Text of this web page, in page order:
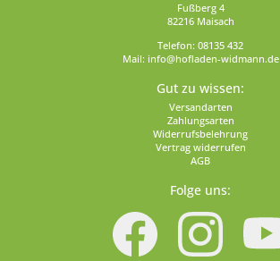
Fußberg 4
82216 Maisach
Telefon: 08135 432
Mail: info@hofladen-widmann.de
Gut zu wissen:
Versandarten
Zahlungsarten
Widerrufsbelehrung
Vertrag widerrufen
AGB
Folge uns: